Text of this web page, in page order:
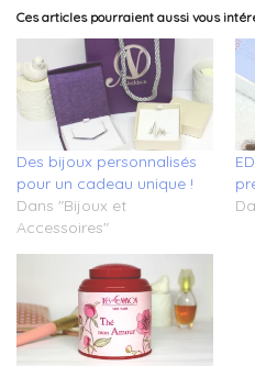
Ces articles pourraient aussi vous
Des bijoux personnalisés
pour un cadeau unique !
Dans "Bijoux et
Accessoires"